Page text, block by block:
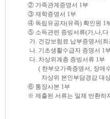
② 가족관계증명서 1부
③ 재학증명서 1부
④ 독립유공자(유족) 확인원 1
⑤ 소득관련 증빙서류(가,나,다
가. 건강보험료 납부증명서(
나. 기초생활수급자 증명서 1
다. 차상위계층 증빙서류 1부
( 한부모가족증명서, 장애
차상위 본인부담경감 대상
⑥ 통장사본 1부
※ 제출된 서류는 일체 반환하